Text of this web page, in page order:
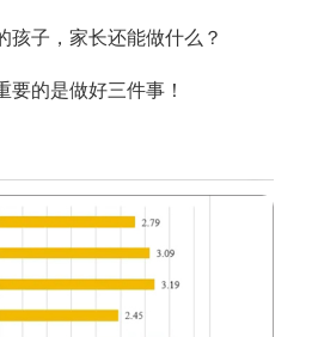
孩子，家长还能做什么？
要的是做好三件事！